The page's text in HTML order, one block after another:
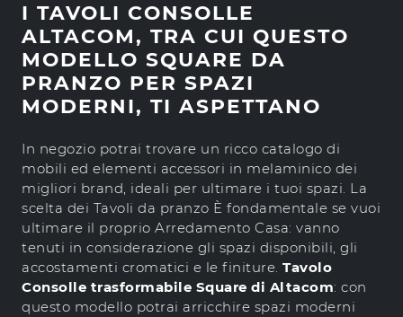
I TAVOLI CONSOLLE
ALTACOM, TRA CUI QUESTO
MODELLO SQUARE DA
PRANZO PER SPAZI
MODERNI, TI ASPETTANO
In negozio potrai trovare un ricco catalogo di
mobili ed elementi accessori in melaminico dei
migliori brand, ideali per ultimare i tuoi spazi. La
scelta dei Tavoli da pranzo È fondamentale se vuoi
ultimare il proprio Arredamento Casa: vanno
tenuti in considerazione gli spazi disponibili, gli
accostamenti cromatici e le finiture. Tavolo
Consolle trasformabile Square di Altacom: con
questo modello potrai arricchire spazi moderni